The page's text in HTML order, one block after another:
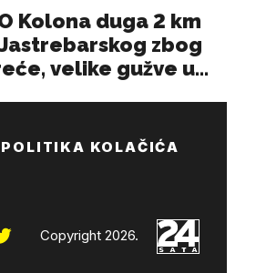
POLITIKA KOLAČIĆA
Copyright 2026.